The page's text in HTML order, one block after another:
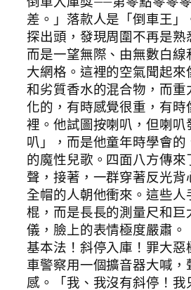
差。」落款人是「倒車王」
探出頭，發現周圍不再是熟
而是一望無際、由無數白線
大網格。這裡的空氣聞起來
和劣質香水的混合物，而重
化的，有時感覺很重，有時
裡。他試圖按喇叭，但喇叭
叭」，而是他童年時學會的
的魔性兒歌。四面八方傳來
聲，接著，一群穿著反光背
全帽的人朝他衝來。這些人
棍，而是長長的測量尺和巨
儀，臉上的表情極度嚴肅。
基本法！斜停入庫！罪大惡
車警察用一個擴音器大喊，
感。「我、我沒有斜停！我